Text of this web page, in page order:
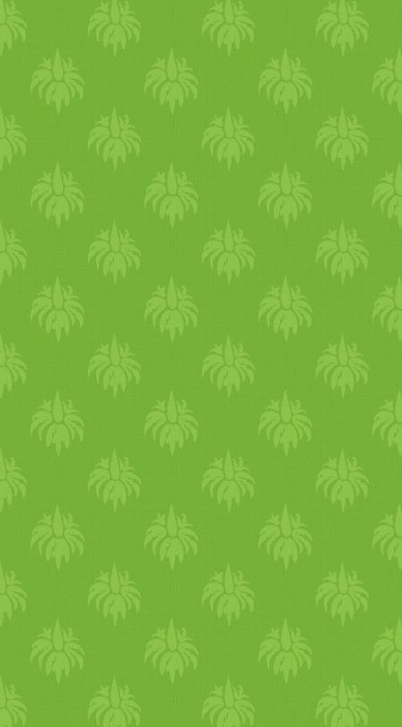
toljuk. 200 fokon 4-5 percig,
majd 180 fokon nagyjából
percig sütjük. Tűpróbával
ellenőrizzük, hogy átsült-e.
Amikor kivesszük a sütőből,
10 percig a formában
hűlni, így könnyebb kiszedni
a muffinokat. Amíg a
muffinok hűlnek, elkészítjük
a krémet. Kikeverjük a
mascarponét a porcukorral
a narancslével. Ha túl sűrű,
adhatunk hozzá még tejszínt.
A krémet habzsákba töltjük,
és a muffinok tetejére